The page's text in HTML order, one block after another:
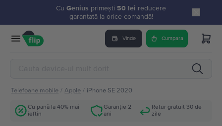
Cu Genius primești 50 lei reducere
garantată la orice comandă!
Vinde Cumpara
Telefoane mobile / Apple / iPhone SE 2020
Cu până la 40% mai
ieftin
Garanție 2
ani
Retur gratuit 30 de
zile